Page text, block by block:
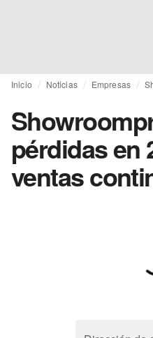
Inicio Noticias Empresas
pérdidas en
ventas